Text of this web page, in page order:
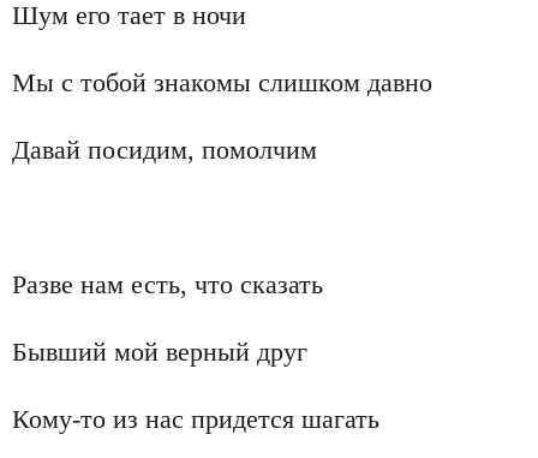
Шум его тает в ночи
Мы с тобой знакомы слишком давно
Давай посидим, помолчим
Разве нам есть, что сказать
Бывший мой верный друг
Кому-то из нас придется шагать